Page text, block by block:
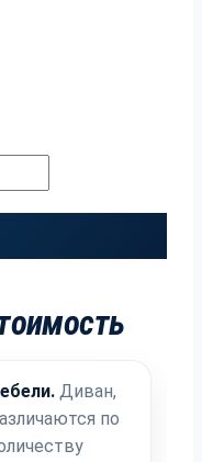
Диван,
по